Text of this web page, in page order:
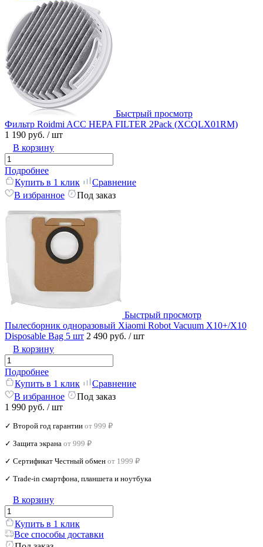
Быстрый просмотр
Фильтр Roidmi ACC HEPA FILTER 2Pack (XCQLX01RM)
1 190 руб. / шт
В корзину
Подробнее
Купить в 1 клик
Сравнение
В избранное
Под заказ
Быстрый просмотр
Пылесборник одноразовый Xiaomi Robot Vacuum X10+/X10
Disposable Bag 5 шт 2 490 руб. / шт
В корзину
Подробнее
Купить в 1 клик
Сравнение
В избранное
Под заказ
1 990 руб. / шт
✓ Второй год гарантии от 999 ₽
✓ Защита экрана от 999 ₽
✓ Сертификат Честный обмен от 1999 ₽
✓ Trade‑in смартфона, планшета и ноутбука
В корзину
Купить в 1 клик
Все способы доставки